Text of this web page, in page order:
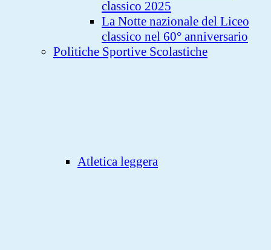
classico 2025
La Notte nazionale del Liceo
classico nel 60° anniversario
Politiche Sportive Scolastiche
Atletica leggera